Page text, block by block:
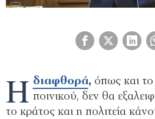
Η διαφθορά, όπως και
ποινικού, δεν θα
το κράτος και η πολιτεία